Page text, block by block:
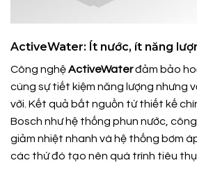
ActiveWater: Ít nước, ít năng
Công nghệActiveWaterđảm bảo
cùng sự tiết kiệm năng lượng nhưng
vời. Kết quả bắt nguồn từ thiết kế
Bosch như hệ thống phun nước,
giảm nhiệt nhanh và hệ thống bơm
các thứ đó tạo nên quá trình tiêu